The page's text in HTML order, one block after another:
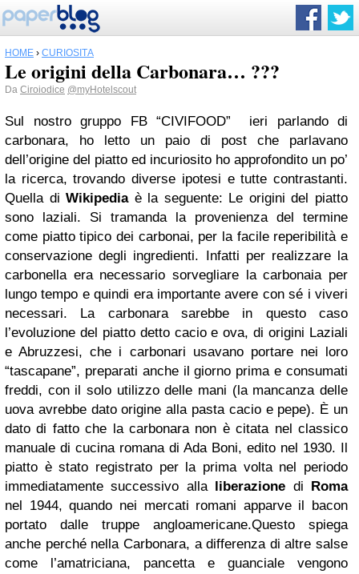
HOME › CURIOSITÀ
Le origini della Carbonara… ???
Da Ciroiodice @myHotelscout
Sul nostro gruppo FB “CIVIFOOD” ieri parlando di
carbonara, ho letto un paio di post che parlavano
dell’origine del piatto ed incuriosito ho approfondito un po’
la ricerca, trovando diverse ipotesi e tutte contrastanti.
Quella diWikipediaè la seguente: Le origini del piatto
sono laziali. Si tramanda la provenienza del termine
come piatto tipico dei carbonai, per la facile reperibilità e
conservazione degli ingredienti. Infatti per realizzare la
carbonella era necessario sorvegliare la carbonaia per
lungo tempo e quindi era importante avere con sé i viveri
necessari. La carbonara sarebbe in questo caso
l’evoluzione del piatto detto cacio e ova, di origini Laziali
e Abruzzesi, che i carbonari usavano portare nei loro
“tascapane”, preparati anche il giorno prima e consumati
freddi, con il solo utilizzo delle mani (la mancanza delle
uova avrebbe dato origine alla pasta cacio e pepe). È un
dato di fatto che la carbonara non è citata nel classico
manuale di cucina romana di Ada Boni, edito nel 1930. Il
piatto è stato registrato per la prima volta nel periodo
immediatamente successivo alla liberazione di Roma
nel 1944, quando nei mercati romani apparve il bacon
portato dalle truppe angloamericane.Questo spiega
anche perché nella Carbonara, a differenza di altre salse
come l’amatriciana, pancetta e guanciale vengono